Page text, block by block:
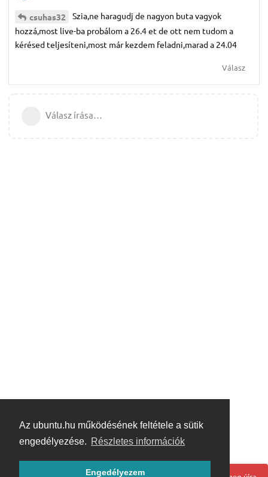
Az ubuntu.hu működésének feltétele a sütik
engedélyezése. Részletes információk
Engedélyezem
csuhas32
Szia,ne haragudj de nagyon buta vagyok
hozzá,most live-ba probálom a 26.4 et de ott nem tudom a
kérésed teljesíteni,most már kezdem feladni,marad a 24.04
Válasz
Válasz írása…